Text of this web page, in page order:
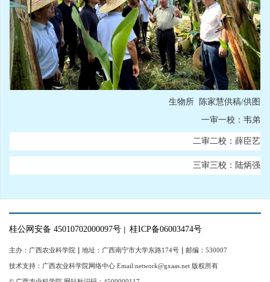
生物所 陈家慧供稿/供图
一审一校：韦弟
二审二校：薛臣艺
三审三校：陆炳强
桂公网安备 45010702000097号 桂ICP备06003474号
主办：广西农业科学院 地址：广西南宁市大学东路174号 邮编：530007
技术支持：广西农业科学院网络中心 Email:network@gxaas.net 版权所有